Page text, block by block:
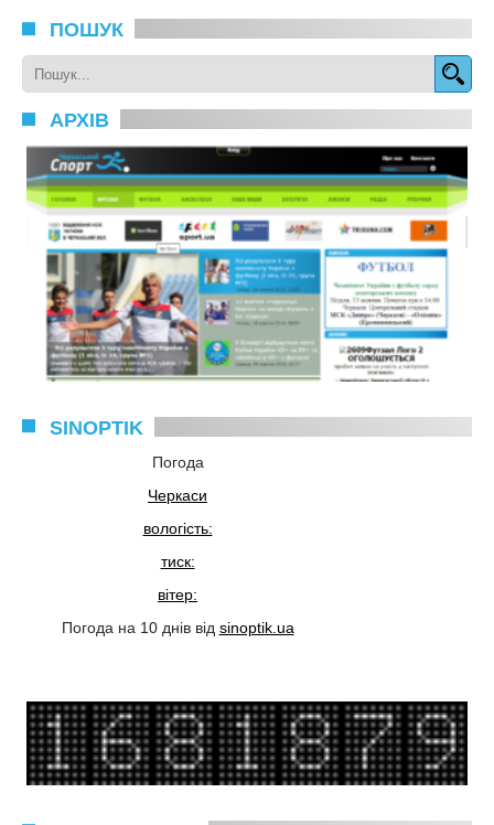
ПОШУК
АРХІВ
SINOPTIK
Погода
Черкаси
вологість:
тиск:
вітер:
Погода на 10 днів від sinoptik.ua